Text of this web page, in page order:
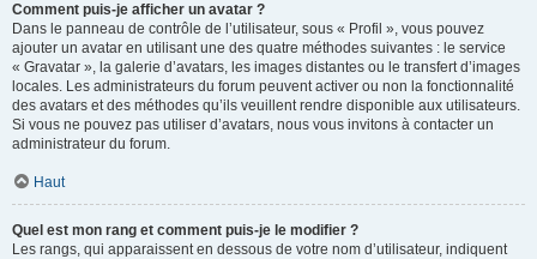
Comment puis-je afficher un avatar ?
Dans le panneau de contrôle de l’utilisateur, sous « Profil », vous pouvez
ajouter un avatar en utilisant une des quatre méthodes suivantes : le service
« Gravatar », la galerie d’avatars, les images distantes ou le transfert d’images
locales. Les administrateurs du forum peuvent activer ou non la fonctionnalité
des avatars et des méthodes qu’ils veuillent rendre disponible aux utilisateurs.
Si vous ne pouvez pas utiliser d’avatars, nous vous invitons à contacter un
administrateur du forum.
Haut
Quel est mon rang et comment puis-je le modifier ?
Les rangs, qui apparaissent en dessous de votre nom d’utilisateur, indiquent